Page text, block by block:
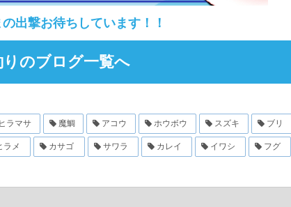
出撃お待ちしています！！
りのブログ一覧へ
ラマサ 魔鯛 アコウ ホウボウ スズキ ブリ
ラメ カサゴ サワラ カレイ イワシ フグ